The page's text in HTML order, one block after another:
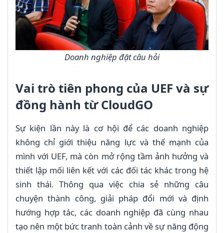
Doanh nghiệp đặt câu hỏi
Vai trò tiên phong của UEF và sự
đồng hành từ CloudGO
Sự kiện lần này là cơ hội để các doanh nghiệp
không chỉ giới thiệu năng lực và thế mạnh của
mình với UEF, mà còn mở rộng tầm ảnh hưởng và
thiết lập mối liên kết với các đối tác khác trong hệ
sinh thái. Thông qua việc chia sẻ những câu
chuyện thành công, giải pháp đổi mới và định
hướng hợp tác, các doanh nghiệp đã cùng nhau
tạo nên một bức tranh toàn cảnh về sự năng động